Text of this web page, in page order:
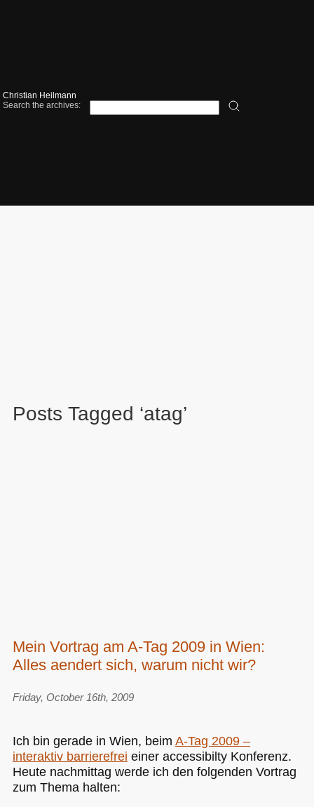
Christian Heilmann
Search the archives:
Posts Tagged ‘atag’
Mein Vortrag am A-Tag 2009 in Wien:
Alles aendert sich, warum nicht wir?
Friday, October 16th, 2009
Ich bin gerade in Wien, beim A-Tag 2009 –
interaktiv barrierefrei einer accessibilty Konferenz.
Heute nachmittag werde ich den folgenden Vortrag
zum Thema halten: